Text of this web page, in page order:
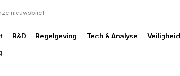
nieuwsbrief
R&D Regelgeving Tech & Analyse Veiligheid